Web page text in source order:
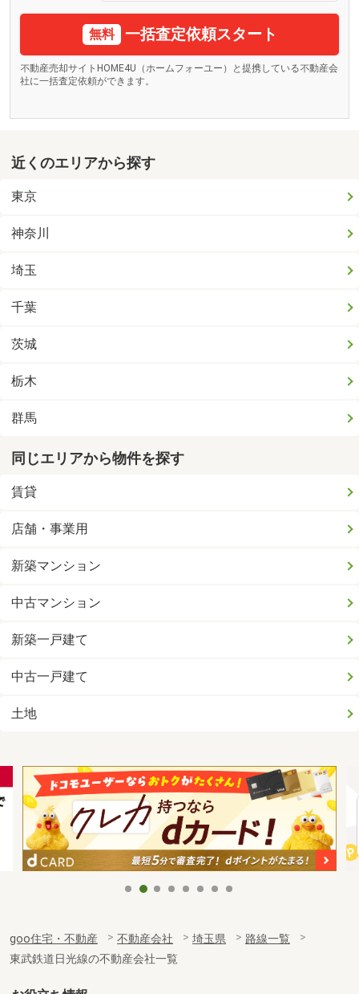
無料 一括査定依頼スタート
不動産売却サイトHOME4U（ホームフォーユー）と提携している不動産会
社に一括査定依頼ができます。
近くのエリアから探す
東京
神奈川
埼玉
千葉
茨城
栃木
群馬
同じエリアから物件を探す
賃貸
店舗・事業用
新築マンション
中古マンション
新築一戸建て
中古一戸建て
土地
goo住宅・不動産 不動産会社 埼玉県
路線一覧
東武鉄道日光線の不動産会社一覧